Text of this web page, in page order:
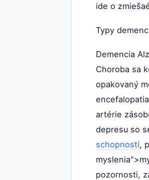
ide o
Typy
Demencia
Choroba sa
opakovaný
artérie
depresu so
schopností,
pozornosti,